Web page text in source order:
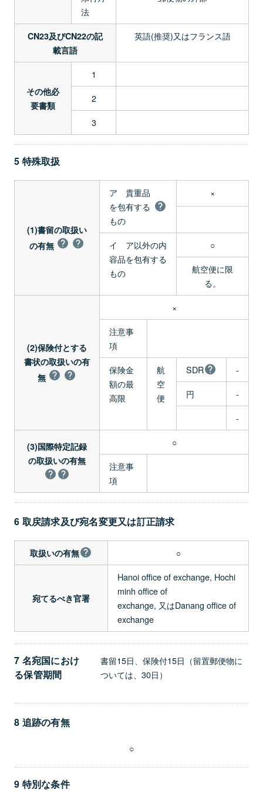
法
CN23及びCN22の記
載言語
英語(推奨)又はフランス語
その他必
要書類
1
2
3
5 特殊取扱
(1)書留の取扱い
の有無
ア 貴重品
を包有する
もの
×
イ ア以外の内
容品を包有する
もの
○
航空便に限
る。
(2)保険付とする
書状の取扱いの有
無
×
注意事
項
保険金
額の最
高限
航
空
便
SDR
-
円
-
-
(3)国際特定記録
の取扱いの有無
○
注意事
項
6 取戻請求及び宛名変更又は訂正請求
取扱いの有無 ○
宛てるべき官署
Hanoi office of exchange, Hochi
minh office of
exchange, 又はDanang office of
exchange
7 名宛国におけ
る保管期間
書留15日、保険付15日（留置郵便物に
ついては、30日）
8 追跡の有無
○
9 特別な条件